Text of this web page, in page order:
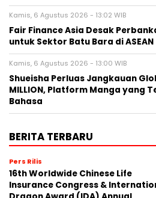
Kamis, 6 Agustus 2026 - 13:02 WIB
Fair Finance Asia Desak
untuk Sektor Batu Bara di ASEAN
Kamis, 6 Agustus 2026 - 13:00 WIB
Shueisha Perluas Jangkauan
MILLION, Platform Manga yang
Bahasa
BERITA TERBARU
Pers Rilis
16th Worldwide Chinese Life
Insurance Congress &